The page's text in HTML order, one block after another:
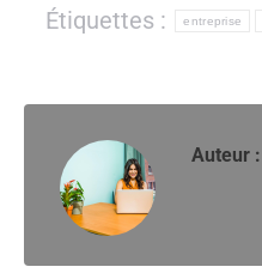
Étiquettes :
entreprise
Auteur :